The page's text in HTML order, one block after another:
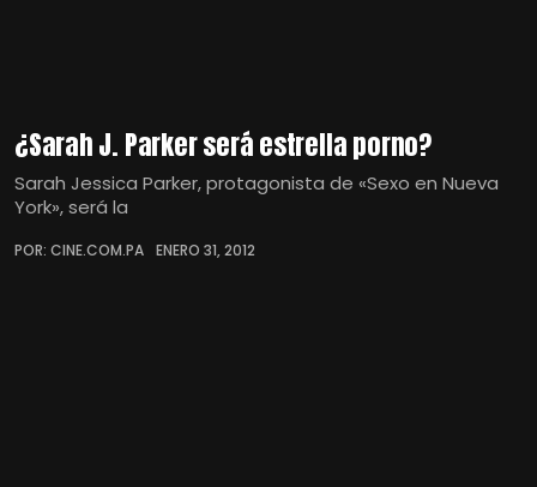
¿Sarah J. Parker será estrella porno?
Sarah Jessica Parker, protagonista de «Sexo en Nueva
York», será la
POR: CINE.COM.PA ENERO 31, 2012